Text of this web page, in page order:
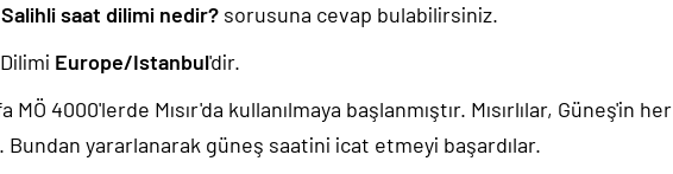
Salihli saat dilimi nedir? sorusuna cevap bulabilirsiniz.
Europe/Istanbul'dir.
MÖ 4000'lerde Mısır'da kullanılmaya başlanmıştır. Mısırlılar, Güneş'in
yararlanarak güneş saatini icat etmeyi başardılar.